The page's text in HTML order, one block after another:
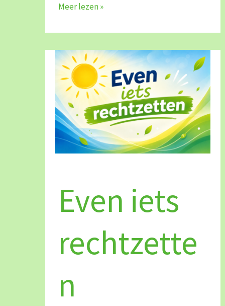
Meer lezen »
Even iets
rechtzette
n
rechtzetten